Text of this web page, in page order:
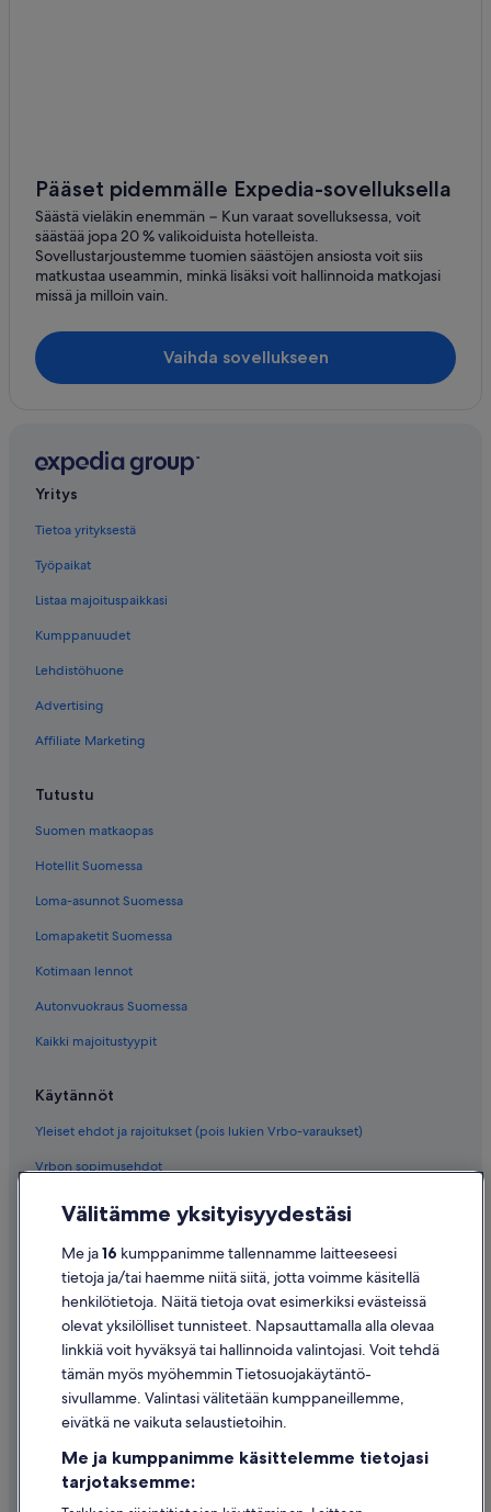
Pääset pidemmälle Expedia-sovelluksella
Säästä vieläkin enemmän − Kun varaat sovelluksessa, voit
säästää jopa 20 % valikoiduista hotelleista.
Sovellustarjoustemme tuomien säästöjen ansiosta voit siis
matkustaa useammin, minkä lisäksi voit hallinnoida matkojasi
missä ja milloin vain.
Vaihda sovellukseen
Yritys
Tietoa yrityksestä
Työpaikat
Listaa majoituspaikkasi
Kumppanuudet
Lehdistöhuone
Advertising
Affiliate Marketing
Tutustu
Suomen matkaopas
Hotellit Suomessa
Loma-asunnot Suomessa
Lomapaketit Suomessa
Kotimaan lennot
Autonvuokraus Suomessa
Kaikki majoitustyypit
Käytännöt
Yleiset ehdot ja rajoitukset (pois lukien Vrbo-varaukset)
Vrbon sopimusehdot
Evästeet
Käyttöehdot
Oikeudelliset tiedot / ota meihin yhteyttä
Sisältövaatimukset ja ilmoituksen tekeminen sisällöstä
Tuki
Ota yhteyttä
Välitämme yksityisyydestäsi
Me ja16 kumppanimme tallennamme laitteeseesi
tietoja ja/tai haemme niitä siitä, jotta voimme käsitellä
henkilötietoja. Näitä tietoja ovat esimerkiksi evästeissä
olevat yksilölliset tunnisteet. Napsauttamalla alla olevaa
linkkiä voit hyväksyä tai hallinnoida valintojasi. Voit tehdä
tämän myös myöhemmin Tietosuojakäytäntö-
sivullamme. Valintasi välitetään kumppaneillemme,
eivätkä ne vaikuta selaustietoihin.
Me ja kumppanimme käsittelemme tietojasi
tarjotaksemme: